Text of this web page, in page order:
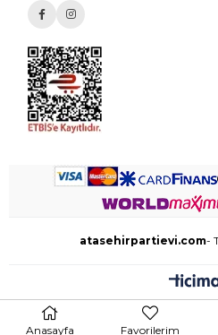
atasehirpartievi.com-
Anasayfa Favorilerim